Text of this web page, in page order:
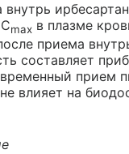
max в плазме
приема
составляет
прием
влияет на